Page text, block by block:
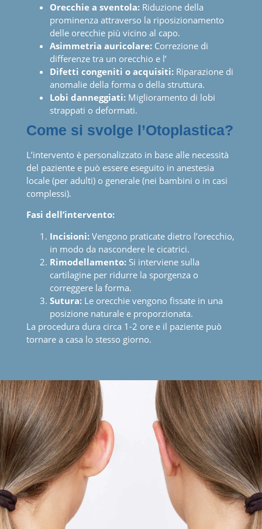
Orecchie a sventola: Riduzione della
prominenza attraverso la riposizionamento
delle orecchie più vicino al capo.
Asimmetria auricolare: Correzione di
differenze tra un orecchio e l’
Difetti congeniti o acquisiti: Riparazione di
anomalie della forma o della struttura.
Lobi danneggiati: Miglioramento di lobi
strappati o deformati.
Come si svolge l’Otoplastica?
L’intervento è personalizzato in base alle necessità
del paziente e può essere eseguito in anestesia
locale (per adulti) o generale (nei bambini o in casi
complessi).
Fasi dell’intervento:
Incisioni:Vengono praticate dietro l’orecchio,
in modo da nascondere le cicatrici.
Rimodellamento:Si interviene sulla
cartilagine per ridurre la sporgenza o
correggere la forma.
Sutura:Le orecchie vengono fissate in una
posizione naturale e proporzionata.
La procedura dura circa 1-2 ore e il paziente può
tornare a casa lo stesso giorno.